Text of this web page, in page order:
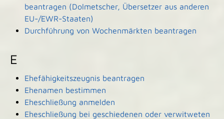
beantragen (Dolmetscher, Übersetzer aus anderen
EU-/EWR-Staaten)
Durchführung von Wochenmärkten beantragen
E
Ehefähigkeitszeugnis beantragen
Ehenamen bestimmen
Eheschließung anmelden
Eheschließung bei geschiedenen oder verwitweten